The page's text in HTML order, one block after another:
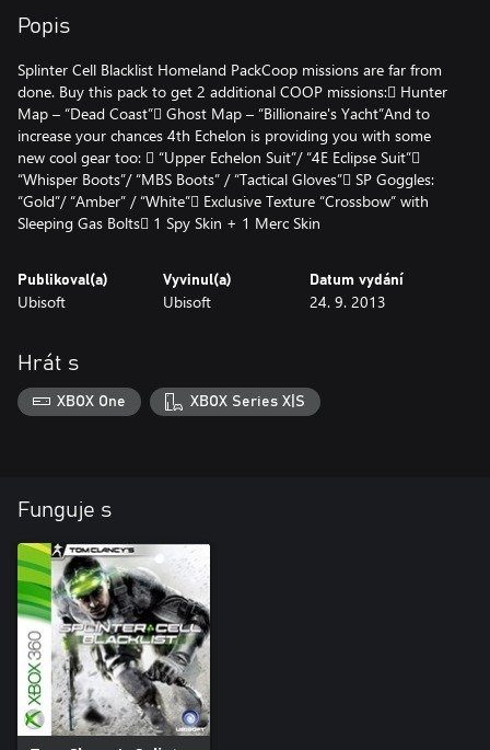
Popis
Splinter Cell Blacklist Homeland PackCoop missions are far from
done. Buy this pack to get 2 additional COOP missions: Hunter
Map – “Dead Coast” Ghost Map – “Billionaire's Yacht”And to
increase your chances 4th Echelon is providing you with some
new cool gear too:  “Upper Echelon Suit”/ “4E Eclipse Suit”
“Whisper Boots”/ “MBS Boots” / “Tactical Gloves” SP Goggles:
“Gold”/ “Amber” / “White” Exclusive Texture “Crossbow” with
Sleeping Gas Bolts 1 Spy Skin + 1 Merc Skin
Publikoval(a)
Ubisoft
Vyvinul(a)
Ubisoft
Datum vydání
24. 9. 2013
Hrát s
XBOX One XBOX Series X|S
Funguje s